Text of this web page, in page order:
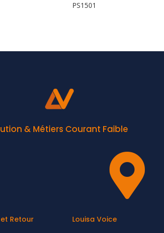
PS1501
& Métiers Courant Faible
Retour

Louisa Voice